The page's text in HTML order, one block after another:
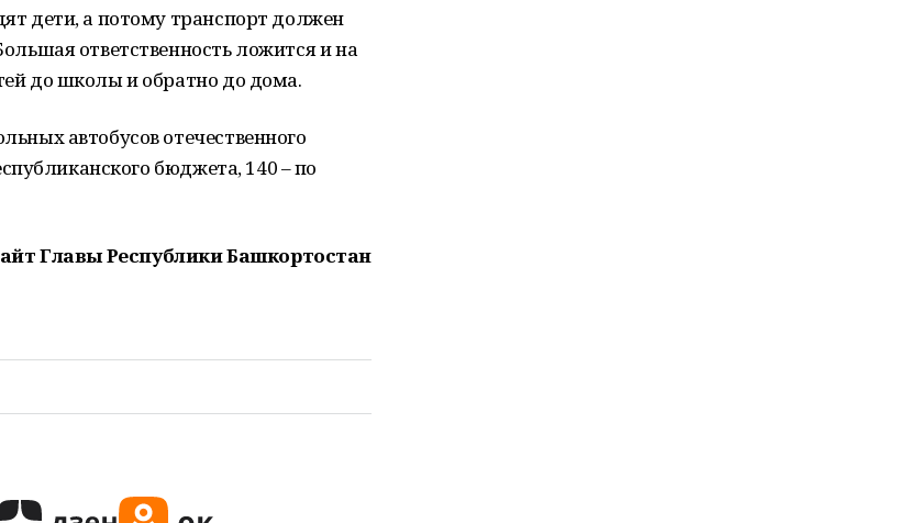
дети, а потому транспорт должен
ответственность ложится и на
до школы и обратно до дома.
автобусов отечественного
бюджета, 140 – по
Главы Республики Башкортостан